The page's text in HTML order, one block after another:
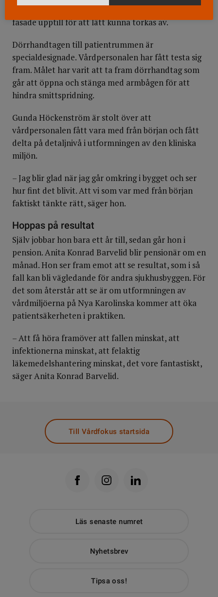
fasade upptill för att lätt kunna torkas av.
Dörrhandtagen till patientrummen är
specialdesignade. Vårdpersonalen har fått testa sig
fram. Målet har varit att ta fram dörrhandtag som
går att öppna och stänga med armbågen för att
hindra smittspridning.
Gunda Höckenström är stolt över att
vårdpersonalen fått vara med från början och fått
delta på detaljnivå i utformningen av den kliniska
miljön.
– Jag blir glad när jag går omkring i bygget och ser
hur fint det blivit. Att vi som var med från början
faktiskt tänkte rätt, säger hon.
Hoppas på resultat
Själv jobbar hon bara ett år till, sedan går hon i
pension. Anita Konrad Barvelid blir pensionär om en
månad. Hon ser fram emot att se resultat, som i så
fall kan bli vägledande för andra sjukhusbyggen. För
det som återstår att se är om utformningen av
vårdmiljöerna på Nya Karolinska kommer att öka
patientsäkerheten i praktiken.
– Att få höra framöver att fallen minskat, att
infektionerna minskat, att felaktig
läkemedelshantering minskat, det vore fantastiskt,
säger Anita Konrad Barvelid.
Till Vårdfokus startsida
Läs senaste numret
Nyhetsbrev
Tipsa oss!